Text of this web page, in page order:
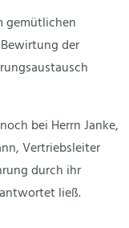
gemütlichen
der
bei Herrn Janke,
Vertriebsleiter
durch ihr
ließ.